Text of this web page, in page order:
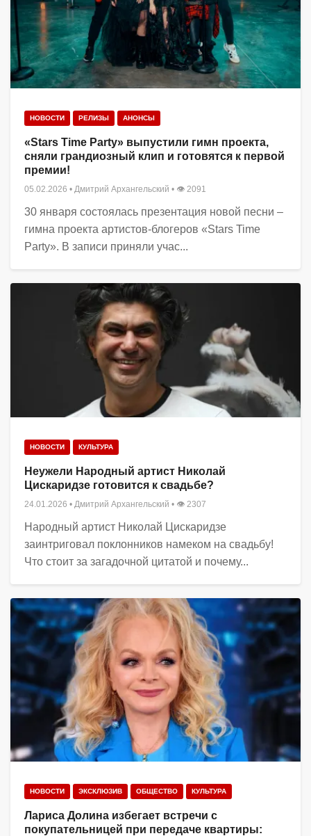
НОВОСТИ РЕЛИЗЫ АНОНСЫ
«Stars Time Party» выпустили гимн проекта,
сняли грандиозный клип и готовятся к первой
премии!
05.02.2026 • Дмитрий Архангельский • 👁 2091
30 января состоялась презентация новой песни –
гимна проекта артистов-блогеров «Stars Time
Party». В записи приняли учас...
НОВОСТИ КУЛЬТУРА
Неужели Народный артист Николай
Цискаридзе готовится к свадьбе?
24.01.2026 • Дмитрий Архангельский • 👁 2307
Народный артист Николай Цискаридзе
заинтриговал поклонников намеком на свадьбу!
Что стоит за загадочной цитатой и почему...
НОВОСТИ ЭКСКЛЮЗИВ ОБЩЕСТВО КУЛЬТУРА
Лариса Долина избегает встречи с
покупательницей при передаче квартиры: